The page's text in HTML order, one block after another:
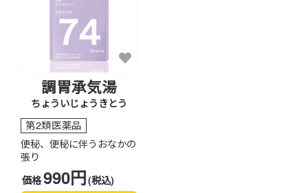
調胃承気湯
ちょういじょうきとう
第2類医薬品
便秘、便秘に伴うおなかの
張り
価格990円(税込)